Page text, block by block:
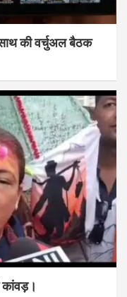
की वर्चुअल बैठक
कांवड़।